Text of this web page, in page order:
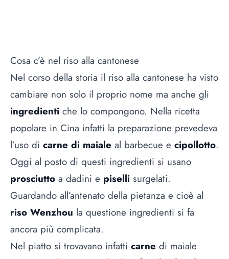
Cosa c’è nel riso alla cantonese
Nel corso della storia il riso alla cantonese ha visto
cambiare non solo il proprio nome ma anche gli
ingredienti che lo compongono. Nella ricetta
popolare in Cina infatti la preparazione prevedeva
l’uso di carne di maiale al barbecue e cipollotto.
Oggi al posto di questi ingredienti si usano
prosciutto a dadini e piselli surgelati.
Guardando all’antenato della pietanza e cioè al
riso Wenzhou la questione ingredienti si fa
ancora più complicata.
Nel piatto si trovavano infatti carne di maiale